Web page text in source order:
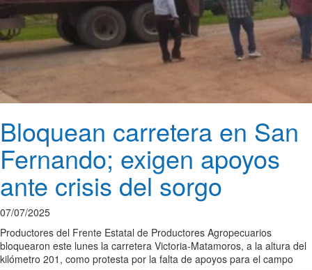
Bloquean carretera en San
Fernando; exigen apoyos
ante crisis del sorgo
07/07/2025
Productores del Frente Estatal de Productores Agropecuarios
bloquearon este lunes la carretera Victoria-Matamoros, a la altura del
kilómetro 201, como protesta por la falta de apoyos para el campo